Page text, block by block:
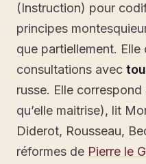
(Instruction) pour
principes
que partiellement. Elle
consultations avec
russe. Elle
qu’elle maitrise), lit
Diderot, Rousseau,
réformes de Pierre le